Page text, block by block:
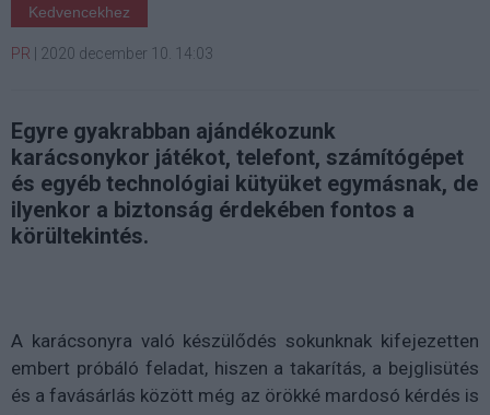
Kedvencekhez
PR | 2020 december 10. 14:03
Egyre gyakrabban ajándékozunk
karácsonykor játékot, telefont, számítógépet
és egyéb technológiai kütyüket egymásnak, de
ilyenkor a biztonság érdekében fontos a
körültekintés.
A karácsonyra való készülődés sokunknak kifejezetten
embert próbáló feladat, hiszen a takarítás, a bejglisütés
és a favásárlás között még az örökké mardosó kérdés is